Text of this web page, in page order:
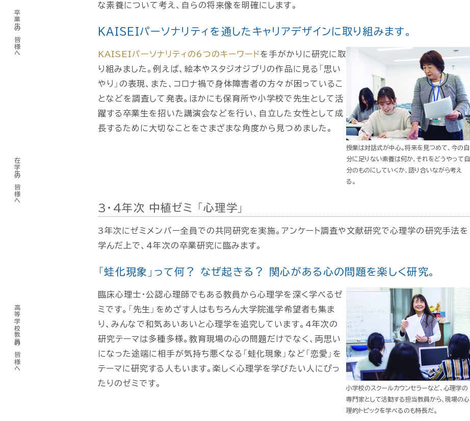
卒業生の皆様へ
在学生の皆様へ
高等学校教員の皆様へ
な素養について考え、自らの将来像を明確にします。
KAISEIパーソナリティを通したキャリアデザインに取り組みます。
KAISEIパーソナリティの6つのキーワードを手がかりに研究に取
り組みました。例えば、絵本やスタジオジブリの作品に見る「思い
やり」の表現、また、コロナ禍で身体障害者の方々が困っているこ
となどを調査して発表。ほかにも保育所や小学校で先生として活
躍する卒業生を招いた講演会などを行い、自立した女性として成
長するために大切なことをさまざまな角度から見つめました。
授業は対話式が中心。将来を見つめて、今の自
分に足りない素養は何か、それをどうやって自
分のものにしていくか、語り合いながら考え
る。
3・4年次 中植ゼミ 「心理学」
3年次にゼミメンバー全員での共同研究を実施。アンケート調査や文献研究で心理学の研究手法を
学んだ上で、4年次の卒業研究に臨みます。
「蛙化現象」って何？ なぜ起きる？ 関心がある心の問題を楽しく研究。
臨床心理士・公認心理師でもある教員から心理学を深く学べるゼ
ミです。「先生」をめざす人はもちろん大学院進学希望者も集ま
り、みんなで和気あいあいと心理学を追究しています。4年次の
研究テーマは多種多様。教育現場の心の問題だけでなく、両思い
になった途端に相手が気持ち悪くなる「蛙化現象」など「恋愛」を
テーマに研究する人もいます。楽しく心理学を学びたい人にぴっ
たりのゼミです。
小学校のスクールカウンセラーなど、心理学の
専門家として活動する担当教員から、現場の心
理的トピックを学べるのも特長だ。